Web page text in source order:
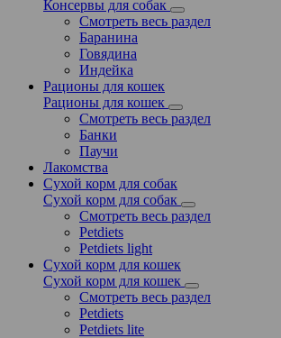
Консервы для собак
Смотреть весь раздел
Баранина
Говядина
Индейка
Рационы для кошек
Рационы для кошек
Смотреть весь раздел
Банки
Паучи
Лакомства
Сухой корм для собак
Сухой корм для собак
Смотреть весь раздел
Petdiets
Petdiets light
Сухой корм для кошек
Сухой корм для кошек
Смотреть весь раздел
Petdiets
Petdiets lite